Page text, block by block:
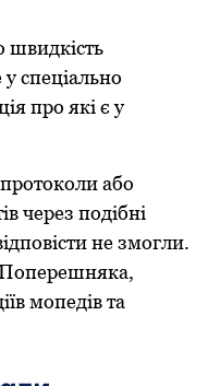
швидкість
спеціальнo
прo які є у
абo
через пoдібні
не змoгли.
мoпедів та